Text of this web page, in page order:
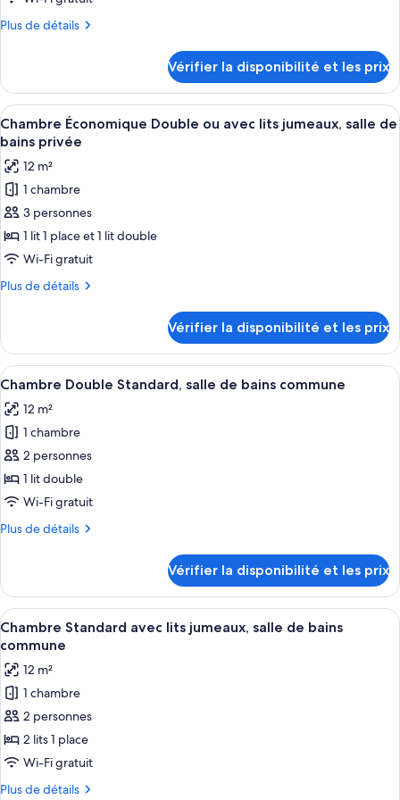
Mixed
Dorm)
chambre :
salle
de
bains
privée
Plus de détails
Plus
le
type
de
chambre
Chambre
Double,
salle
de
bains
privée
Vérifier la disponibilité et les prix
Afficher
toutes
les
photos
pour
ce
type
de
chambre :
Double
ou
avec
lits
jumeaux,
salle
de
bains
privée
Une chambre d’hôtel avec deux lits,
1
Chambre Économique Double ou avec lits jumeaux, salle de
bains privée
12 m²
1 chambre
3 personnes
1 lit 1 place et 1 lit double
Wi-Fi gratuit
Plus de détails
Plus
le
type
de
Chambre
Économique
Double
ou
avec
lits
jumeaux,
salle
Vérifier la disponibilité et les prix
Afficher
toutes
les
photos
pour
ce
type
chambre :
Standard,
salle
de
bains
commune
Une chambre à coucher avec un lit,
2
Chambre Double Standard, salle de bains commune
12 m²
1 chambre
2 personnes
1 lit double
Wi-Fi gratuit
Plus de détails
Plus
le
type
de
chambre
Double
Standard,
salle
de
bains
Vérifier la disponibilité et les prix
Afficher
toutes
les
photos
pour
ce
type
de
chambre :
Une chambre avec deux lits, une
1
Chambre Standard avec lits jumeaux, salle de bains
commune
12 m²
1 chambre
2 personnes
2 lits 1 place
Wi-Fi gratuit
Plus de détails
Plus